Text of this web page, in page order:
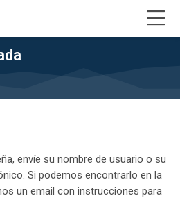
envíe su nombre de usuario o su
Si podemos encontrarlo en la
un email con instrucciones para